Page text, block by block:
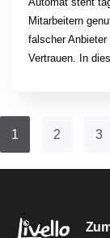
Mitarbeitern
falscher
Vertrauen. In
1 2 3